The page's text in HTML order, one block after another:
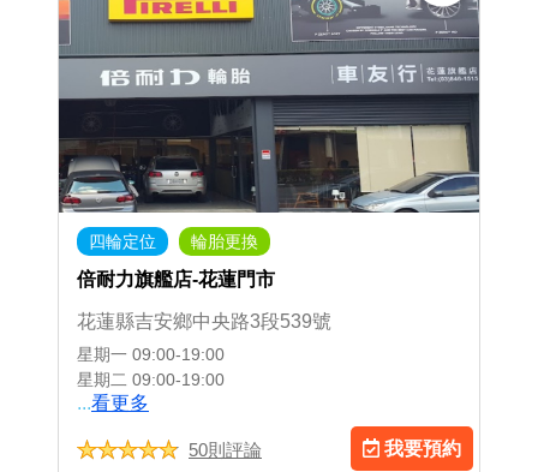
四輪定位 輪胎更換
倍耐力旗艦店-花蓮門市
花蓮縣吉安鄉中央路3段539號
星期一 09:00-19:00
星期二 09:00-19:00
...看更多
50則評論 我要預約